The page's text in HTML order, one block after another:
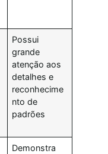
Possui
grande
atenção aos
detalhes e
reconhecime
nto de
padrões
Demonstra